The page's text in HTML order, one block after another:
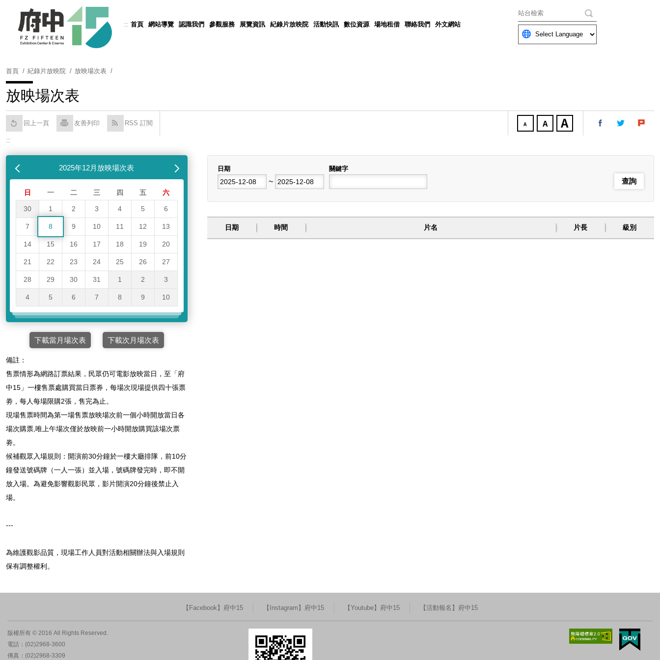
::: 首頁 網站導覽 認識我們 參觀服務 展覽資訊 紀錄片放映院 活動快訊 數位資源 場地租借 聯絡我們 外文網站
關鍵字
Powered by Translate
首頁 紀錄片放映院 放映場次表
放映場次表
回上一頁 友善列印 RSS 訂閱
:::
2025年12月放映場次表
日 一 二 三 四 五 六
30 1 2 3 4 5 6
7 8 9 10 11 12 13
14 15 16 17 18 19 20
21 22 23 24 25 26 27
28 29 30 31 1 2 3
4 5 6 7 8 9 10
下載當月場次表 下載次月場次表
備註：
售票情形為網路訂票結果，民眾仍可電影放映當日，至「府
中15」一樓售票處購買當日票券，每場次現場提供四十張票
劵，每人每場限購2張，售完為止。
現場售票時間為第一場售票放映場次前一個小時開放當日各
場次購票,唯上午場次僅於放映前一小時開放購買該場次票
劵。
候補觀眾入場規則：開演前30分鐘於一樓大廳排隊，前10分
鐘發送號碼牌（一人一張）並入場，號碼牌發完時，即不開
放入場。為避免影響觀影民眾，影片開演20分鐘後禁止入
場。
---
為維護觀影品質，現場工作人員對活動相關辦法與入場規則
保有調整權利。
日期
開始日期
~
關鍵字
日期 時間 片名 片長 級別
【Facebook】府中15 【Instagram】府中15 【Youtube】府中15 【活動報名】府中15
版權所有 © 2016 All Rights Reserved.
電話：(02)2968-3600
傳真：(02)2968-3309